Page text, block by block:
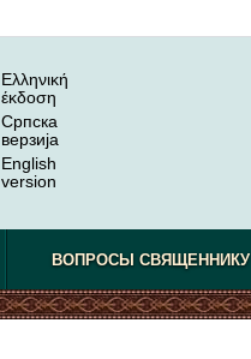
Ελληνική
έκδοση
Српска
верзиjа
English
version
ВОПРОСЫ СВЯЩЕННИКУ